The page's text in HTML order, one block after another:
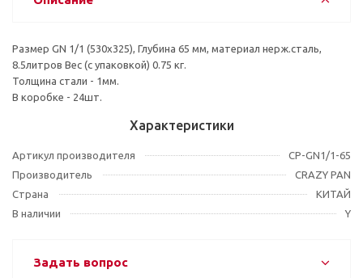
Размер GN 1/1 (530х325), Глубина 65 мм, материал нерж.сталь,
8.5литров Вес (с упаковкой) 0.75 кг.
Толщина стали - 1мм.
В коробке - 24шт.
Характеристики
Артикул производителя
CP-GN1/1-65
Производитель
CRAZY PAN
Страна
КИТАЙ
В наличии
Y
Задать вопрос